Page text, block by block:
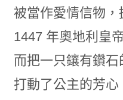
被當作愛情信物
1447 年奧地利皇
而把一只鑲有鑽
打動了公主的芳